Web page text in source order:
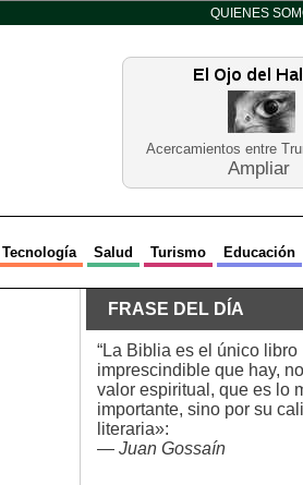
QUIENES
Acercamientos entre
Ampliar
Tecnología Salud Turismo Educación
FRASE DEL DÍA
“La Biblia es el único libro
imprescindible que hay,
valor espiritual, que es lo
importante, sino por su
literaria»:
— Juan Gossaín